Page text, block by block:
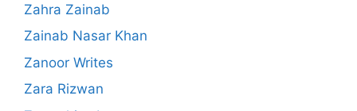
Zahra Zainab
Zainab Nasar Khan
Zanoor Writes
Zara Rizwan